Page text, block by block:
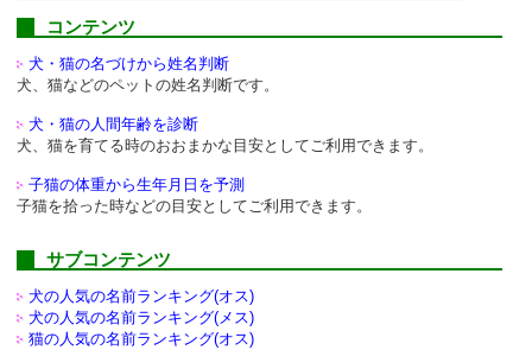
コンテンツ
犬・猫の名づけから姓名判断
犬、猫などのペットの姓名判断です。
犬・猫の人間年齢を診断
犬、猫を育てる時のおおまかな目安としてご利用できます。
子猫の体重から生年月日を予測
子猫を拾った時などの目安としてご利用できます。
サブコンテンツ
犬の人気の名前ランキング(オス)
犬の人気の名前ランキング(メス)
猫の人気の名前ランキング(オス)